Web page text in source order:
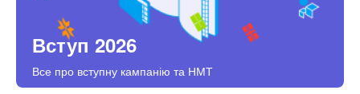
Вступ 2026
Все про вступну кампанію та НМТ